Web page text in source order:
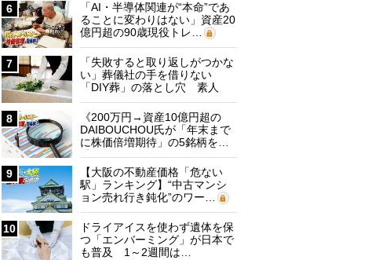
6
「AI・半導体関連が“本命”であ
ることに変わりはない」資産20
億円超の90歳現役トレ…
7
「失敗すると取り返しがつかな
い」葬儀社の手を借りない
「DIY葬」の落とし穴 素人
に…
8
《200万円→資産10億円超の
DAIBOUCHOU氏が「年末まで
に株価倍増期待」の5銘柄を…
9
【大阪の不動産価格「危ない
駅」ランキング】“中古マンシ
ョン売れ行き鈍化”のワー…
10
ドライアイスを使わず遺体を保
つ「エンバーミング」が日本で
も普及 1～2週間は…